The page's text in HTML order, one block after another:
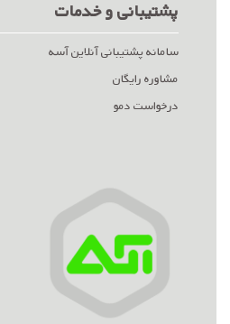
پشتیبانی و خدمات
سامانه پشتیبانی آنلاین آسه
مشاوره رایگان
درخواست دمو